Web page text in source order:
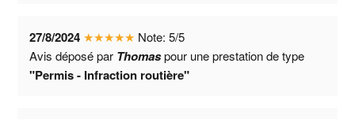
27/8/2024 ★★★★★ Note:5/5
Avis déposé par Thomaspour une prestation de type
"Permis - Infraction routière"